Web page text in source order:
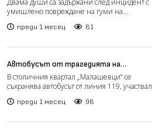
Двама души са задържани след инцидент с
умишлено повреждане на гуми на
преди 1 месец 81
Автобусът от трагедията на
„Челопешко шосе“ остава под охрана,
щетите са сериозни (видео)
В столичния квартал „Малашевци“ се
съхранява автобусът от линия 119, участвал
преди 1 месец 98